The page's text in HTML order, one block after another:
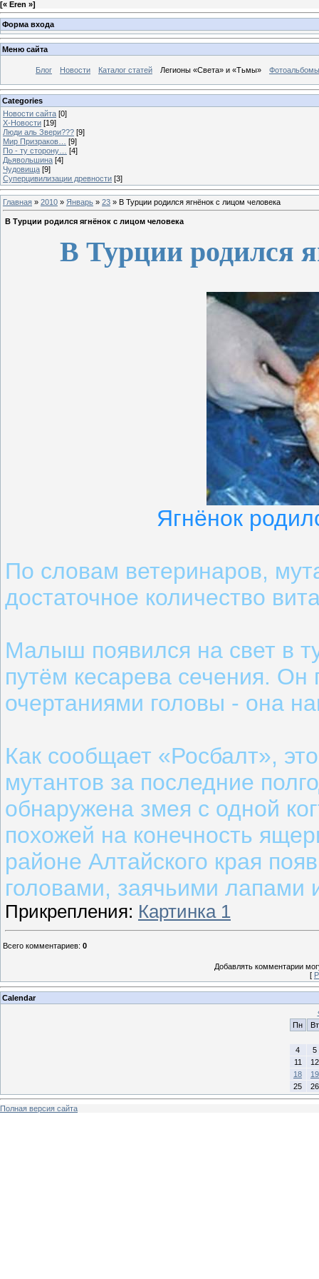
[« Eren »]
Форма входа
Меню сайта
Блог Новости Каталог статей Легионы «Света» и «Тьмы» Фотоальбомы
Categories
Новости сайта [0]
Х-Новости [19]
Люди аль Звери??? [9]
Мир Призраков…
[9]
По - ту сторону…
[4]
Дьявольшина [4]
Чудовища [9]
Суперцивилизации древности [3]
Главная » 2010 » Январь » 23 » В Турции родился ягнёнок с лицом человека
В Турции родился ягнёнок с лицом человека
В Турции родился
Ягнёнок
По словам ветеринаров,
достаточное количество
Малыш появился на свет в
путём кесарева сечения.
очертаниями головы - она
Как сообщает «Росбалт»,
мутантов за последние
обнаружена змея с одной
похожей на конечность
районе Алтайского края
головами, заячьими
Прикрепления: Картинка 1
Всего комментариев: 0
Добавлять комментарии
[
Calendar
Пн
Вт
4
5
11
12
18
19
25
26
Полная версия сайта